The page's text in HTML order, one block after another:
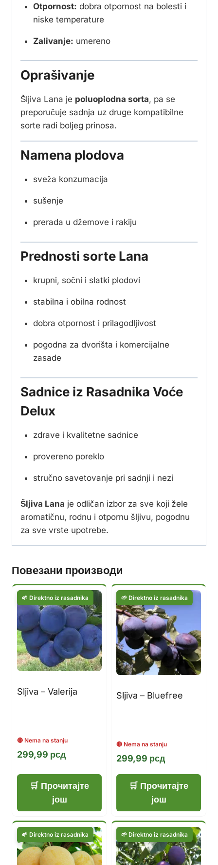
Otpornost: dobra otpornost na bolesti i
niske temperature
Zalivanje: umereno
Oprašivanje
Šljiva Lana je poluoplodna sorta, pa se
preporučuje sadnja uz druge kompatibilne
sorte radi boljeg prinosa.
Namena plodova
sveža konzumacija
sušenje
prerada u džemove i rakiju
Prednosti sorte Lana
krupni, sočni i slatki plodovi
stabilna i obilna rodnost
dobra otpornost i prilagodljivost
pogodna za dvorišta i komercijalne
zasade
Sadnice iz Rasadnika Voće
Delux
zdrave i kvalitetne sadnice
provereno poreklo
stručno savetovanje pri sadnji i nezi
Šljiva Lana je odličan izbor za sve koji žele
aromatičnu, rodnu i otpornu šljivu, pogodnu
za sve vrste upotrebe.
Повезани производи
Sljiva – Valerija
299,99 рсд
Прочитајте
још
Sljiva – Bluefree
299,99 рсд
Прочитајте
још